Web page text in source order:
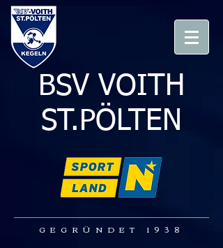
BSV VOITH
ST.PÖLTEN
GEGRÜNDET 1938